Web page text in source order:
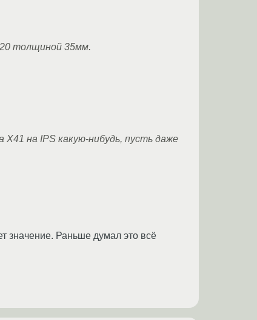
толщиной 35мм.
на IPS какую-нибудь, пусть даже
значение. Раньше думал это всё